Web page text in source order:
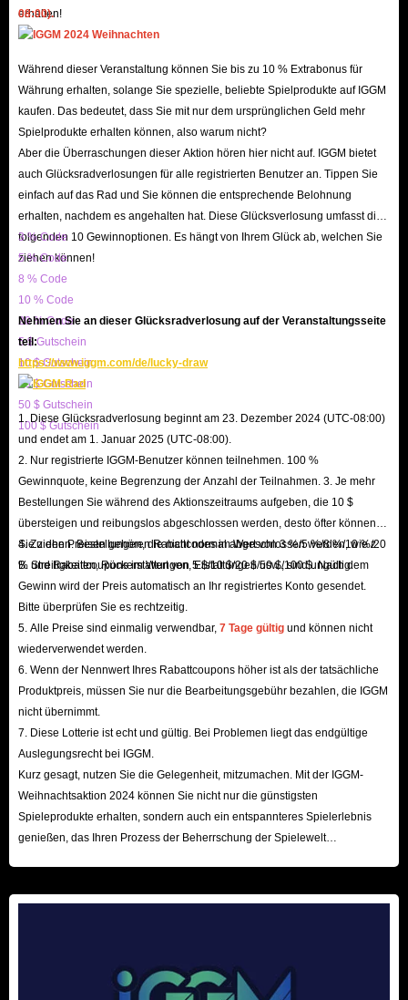
der Zahlung zu bestätigen, dass die von Ihnen eingegebenen persönlichen
gekauften Escape from Tarkov-Artikel genau und schnell an Sie liefern
können.
Alles in allem ist IGGM.com der beste Shop, um günstige PC-Artikel von
Escape from Tarkov zu kaufen. Du bist immer willkommen!
Lieferbenachrichtigung für EFT-Artikel (Face-to-
Face-Handel)
Wir nehmen an einem Raid im Spiel teil und tauschen Items von
Sie müssen im Spiel online bleiben, wenn Sie bereit sind zu handeln
und sich mit unserem Livechat in Verbindung setzen, um
Händlerinformationen zu erhalten
erhalten!
08:00).
Während dieser Veranstaltung können Sie bis zu 10 % Extrabonus für
Währung erhalten, solange Sie spezielle, beliebte Spielprodukte auf IGGM
kaufen. Das bedeutet, dass Sie mit nur dem ursprünglichen Geld mehr
Spielprodukte erhalten können, also warum nicht?
Aber die Überraschungen dieser Aktion hören hier nicht auf. IGGM bietet
auch Glücksradverlosungen für alle registrierten Benutzer an. Tippen Sie
einfach auf das Rad und Sie können die entsprechende Belohnung
erhalten, nachdem es angehalten hat. Diese Glücksverlosung umfasst die
folgenden 10 Gewinnoptionen. Es hängt von Ihrem Glück ab, welchen Sie
ziehen können!
3 % Code
5 % Code
8 % Code
10 % Code
20 % Code
5 $ Gutschein
10 $ Gutschein
20 $ Gutschein
50 $ Gutschein
100 $ Gutschein
Nehmen Sie an dieser Glücksradverlosung auf der Veranstaltungsseite
teil:
https://www.iggm.com/de/lucky-draw
1. Diese Glücksradverlosung beginnt am 23. Dezember 2024 (UTC-08:00)
und endet am 1. Januar 2025 (UTC-08:00).
2. Nur registrierte IGGM-Benutzer können teilnehmen. 100 %
Gewinnquote, keine Begrenzung der Anzahl der Teilnahmen. 3. Je mehr
Bestellungen Sie während des Aktionszeitraums aufgeben, die 10 $
übersteigen und reibungslos abgeschlossen werden, desto öfter können
Sie ziehen. Bestellungen, die nicht normal abgeschlossen werden, wie z.
B. Streitigkeiten, Rückerstattungen, Erstattungen usw., sind ungültig.
4. Zu den Preisen gehören Rabattcodes im Wert von 3 %/5 %/8 %/10 %/20
% und Rabattcoupons im Wert von 5 $/10 $/20 $/50 $/100 $. Nach dem
Gewinn wird der Preis automatisch an Ihr registriertes Konto gesendet.
Bitte überprüfen Sie es rechtzeitig.
5. Alle Preise sind einmalig verwendbar, 7 Tage gültig und können nicht
wiederverwendet werden.
6. Wenn der Nennwert Ihres Rabattcoupons höher ist als der tatsächliche
Produktpreis, müssen Sie nur die Bearbeitungsgebühr bezahlen, die IGGM
nicht übernimmt.
7. Diese Lotterie ist echt und gültig. Bei Problemen liegt das endgültige
Auslegungsrecht bei IGGM.
Kurz gesagt, nutzen Sie die Gelegenheit, mitzumachen. Mit der IGGM-
Weihnachtsaktion 2024 können Sie nicht nur die günstigsten
Spieleprodukte erhalten, sondern auch ein entspannteres Spielerlebnis
genießen, das Ihren Prozess der Beherrschung der Spielewelt